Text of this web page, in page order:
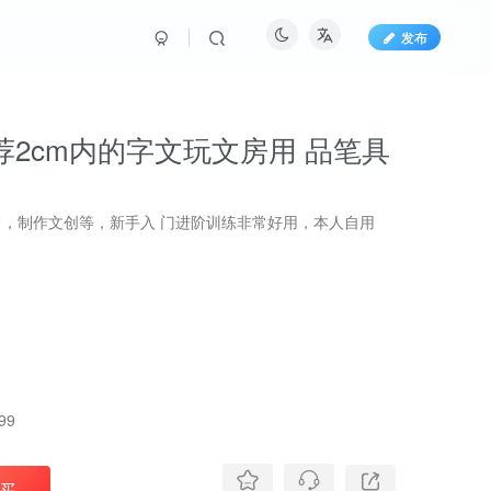
发布
2cm内的字文玩文房用 品笔具
制作文创等，新手入 门进阶训练非常好用，本人自用